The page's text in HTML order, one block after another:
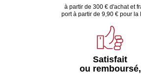
à partir de 300 € d'achat et
port à partir de 9,90 € pour la
Satisfait
ou remboursé,